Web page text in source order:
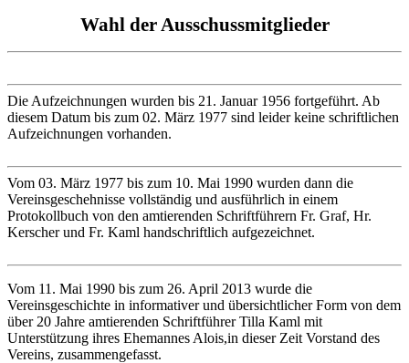
Wahl der Ausschussmitglieder
Die Aufzeichnungen wurden bis 21. Januar 1956 fortgeführt. Ab
diesem Datum bis zum 02. März 1977 sind leider keine schriftlichen
Aufzeichnungen vorhanden.
Vom 03. März 1977 bis zum 10. Mai 1990 wurden dann die
Vereinsgeschehnisse vollständig und ausführlich in einem
Protokollbuch von den amtierenden Schriftführern Fr. Graf, Hr.
Kerscher und Fr. Kaml handschriftlich aufgezeichnet.
Vom 11. Mai 1990 bis zum 26. April 2013 wurde die
Vereinsgeschichte in informativer und übersichtlicher Form von dem
über 20 Jahre amtierenden Schriftführer Tilla Kaml mit
Unterstützung ihres Ehemannes Alois,in dieser Zeit Vorstand des
Vereins, zusammengefasst.